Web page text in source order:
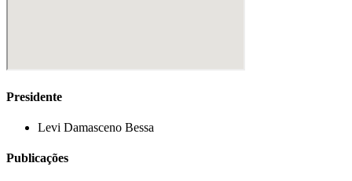
Presidente
Levi Damasceno Bessa
Publicações